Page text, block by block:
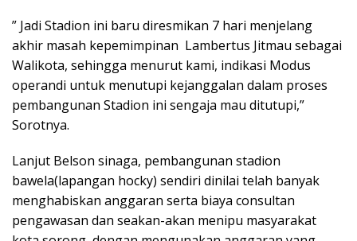
” Jadi Stadion ini baru diresmikan 7 hari menjelang
akhir masah kepemimpinan Lambertus Jitmau sebagai
Walikota, sehingga menurut kami, indikasi Modus
operandi untuk menutupi kejanggalan dalam proses
pembangunan Stadion ini sengaja mau ditutupi,”
Sorotnya.
Lanjut Belson sinaga, pembangunan stadion
bawela(lapangan hocky) sendiri dinilai telah banyak
menghabiskan anggaran serta biaya consultan
pengawasan dan seakan-akan menipu masyarakat